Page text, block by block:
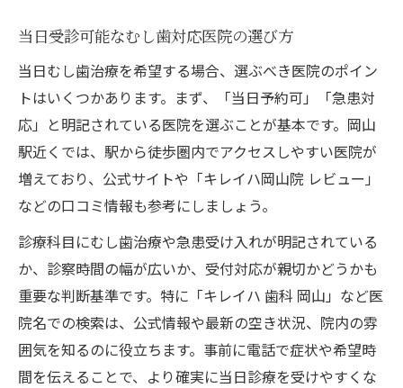
当日対応医院選びのポイントと口コミ活用
法
むし歯治療で当日予約に強い医院の選び方
むし歯患者が安心して当日診療を受ける工
夫
初めてでも安心なむし歯相談の流れ
イント
むし歯初診時の流れと当日診療の注意点
当日受診で緊張しないむし歯相談のコツ
岡山駅付近で初めてむし歯治療を受ける手
順
当日受診可能なむし歯対応医院の選び方
当日むし歯治療を希望する場合、選ぶべき医院のポイン
トはいくつかあります。まず、「当日予約可」「急患対
応」と明記されている医院を選ぶことが基本です。岡山
駅近くでは、駅から徒歩圏内でアクセスしやすい医院が
増えており、公式サイトや「キレイハ岡山院 レビュー」
などの口コミ情報も参考にしましょう。
診療科目にむし歯治療や急患受け入れが明記されている
か、診察時間の幅が広いか、受付対応が親切かどうかも
重要な判断基準です。特に「キレイハ 歯科 岡山」など医
院名での検索は、公式情報や最新の空き状況、院内の雰
囲気を知るのに役立ちます。事前に電話で症状や希望時
間を伝えることで、より確実に当日診療を受けやすくな